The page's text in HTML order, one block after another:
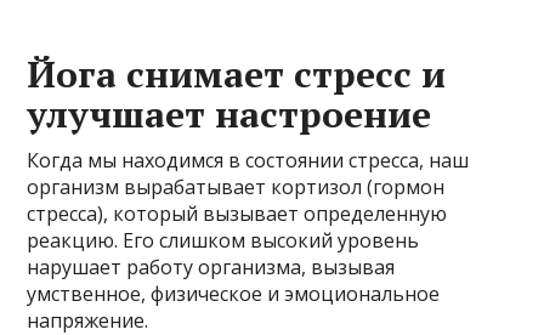
Йога снимает стресс и
улучшает настроение
Когда мы находимся в состоянии стресса, наш
организм вырабатывает кортизол (гормон
стресса), который вызывает определенную
реакцию. Его слишком высокий уровень
нарушает работу организма, вызывая
умственное, физическое и эмоциональное
напряжение.